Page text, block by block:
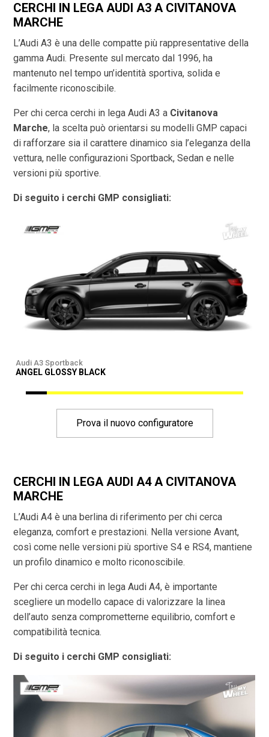
CERCHI IN LEGA AUDI A3 A CIVITANOVA
MARCHE
L’Audi A3 è una delle compatte più rappresentative della
gamma Audi. Presente sul mercato dal 1996, ha
mantenuto nel tempo un’identità sportiva, solida e
facilmente riconoscibile.
Per chi cerca cerchi in lega Audi A3 a Civitanova
Marche, la scelta può orientarsi su modelli GMP capaci
di rafforzare sia il carattere dinamico sia l’eleganza della
vettura, nelle configurazioni Sportback, Sedan e nelle
versioni più sportive.
Di seguito i cerchi GMP consigliati:
Audi A3 Sportback
ANGEL GLOSSY BLACK
Prova il nuovo configuratore
CERCHI IN LEGA AUDI A4 A CIVITANOVA
MARCHE
L’Audi A4 è una berlina di riferimento per chi cerca
eleganza, comfort e prestazioni. Nella versione Avant,
così come nelle versioni più sportive S4 e RS4, mantiene
un profilo dinamico e molto riconoscibile.
Per chi cerca cerchi in lega Audi A4, è importante
scegliere un modello capace di valorizzare la linea
dell’auto senza comprometterne equilibrio, comfort e
compatibilità tecnica.
Di seguito i cerchi GMP consigliati: